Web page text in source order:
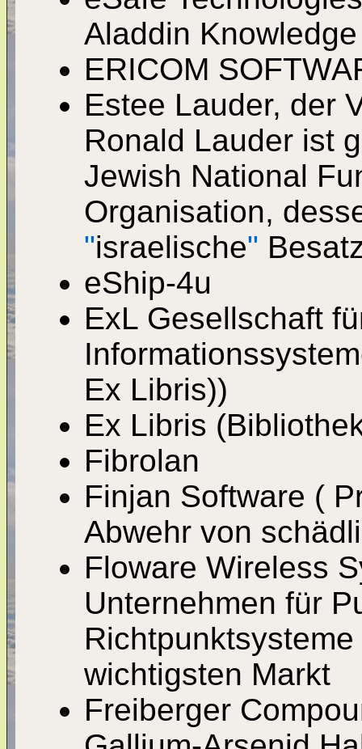
Aladdin
ERICOM
Estee Lauder, der
Ronald Lauder ist
Jewish National
Organisation,
"israelische"
eShip-4u
ExL Gesellschaft
Ex Libris))
Ex Libris
Fibrolan
Finjan Software (
Abwehr von
Floware Wireless
Unternehmen für
wichtigsten Markt
Freiberger